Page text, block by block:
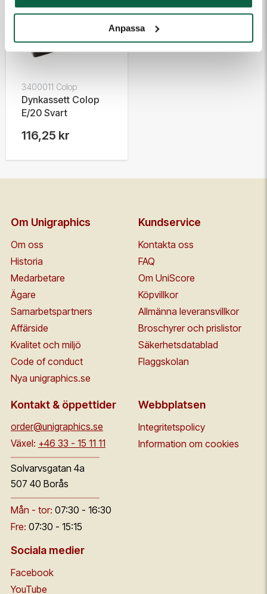
Anpassa
3400011 Colop
Dynkassett Colop
E/20 Svart
116,25 kr
Om Unigraphics
Om oss
Historia
Medarbetare
Ägare
Samarbetspartners
Affärside
Kvalitet och miljö
Code of conduct
Nya unigraphics.se
Kundservice
Kontakta oss
FAQ
Om UniScore
Köpvillkor
Allmänna leveransvillkor
Broschyrer och prislistor
Säkerhetsdatablad
Flaggskolan
Kontakt & öppettider
order@unigraphics.se
Växel: +46 33 - 15 11 11
Solvarvsgatan 4a
507 40 Borås
Mån - tor: 07:30 - 16:30
Fre: 07:30 - 15:15
Webbplatsen
Integritetspolicy
Information om cookies
Sociala medier
Facebook
YouTube